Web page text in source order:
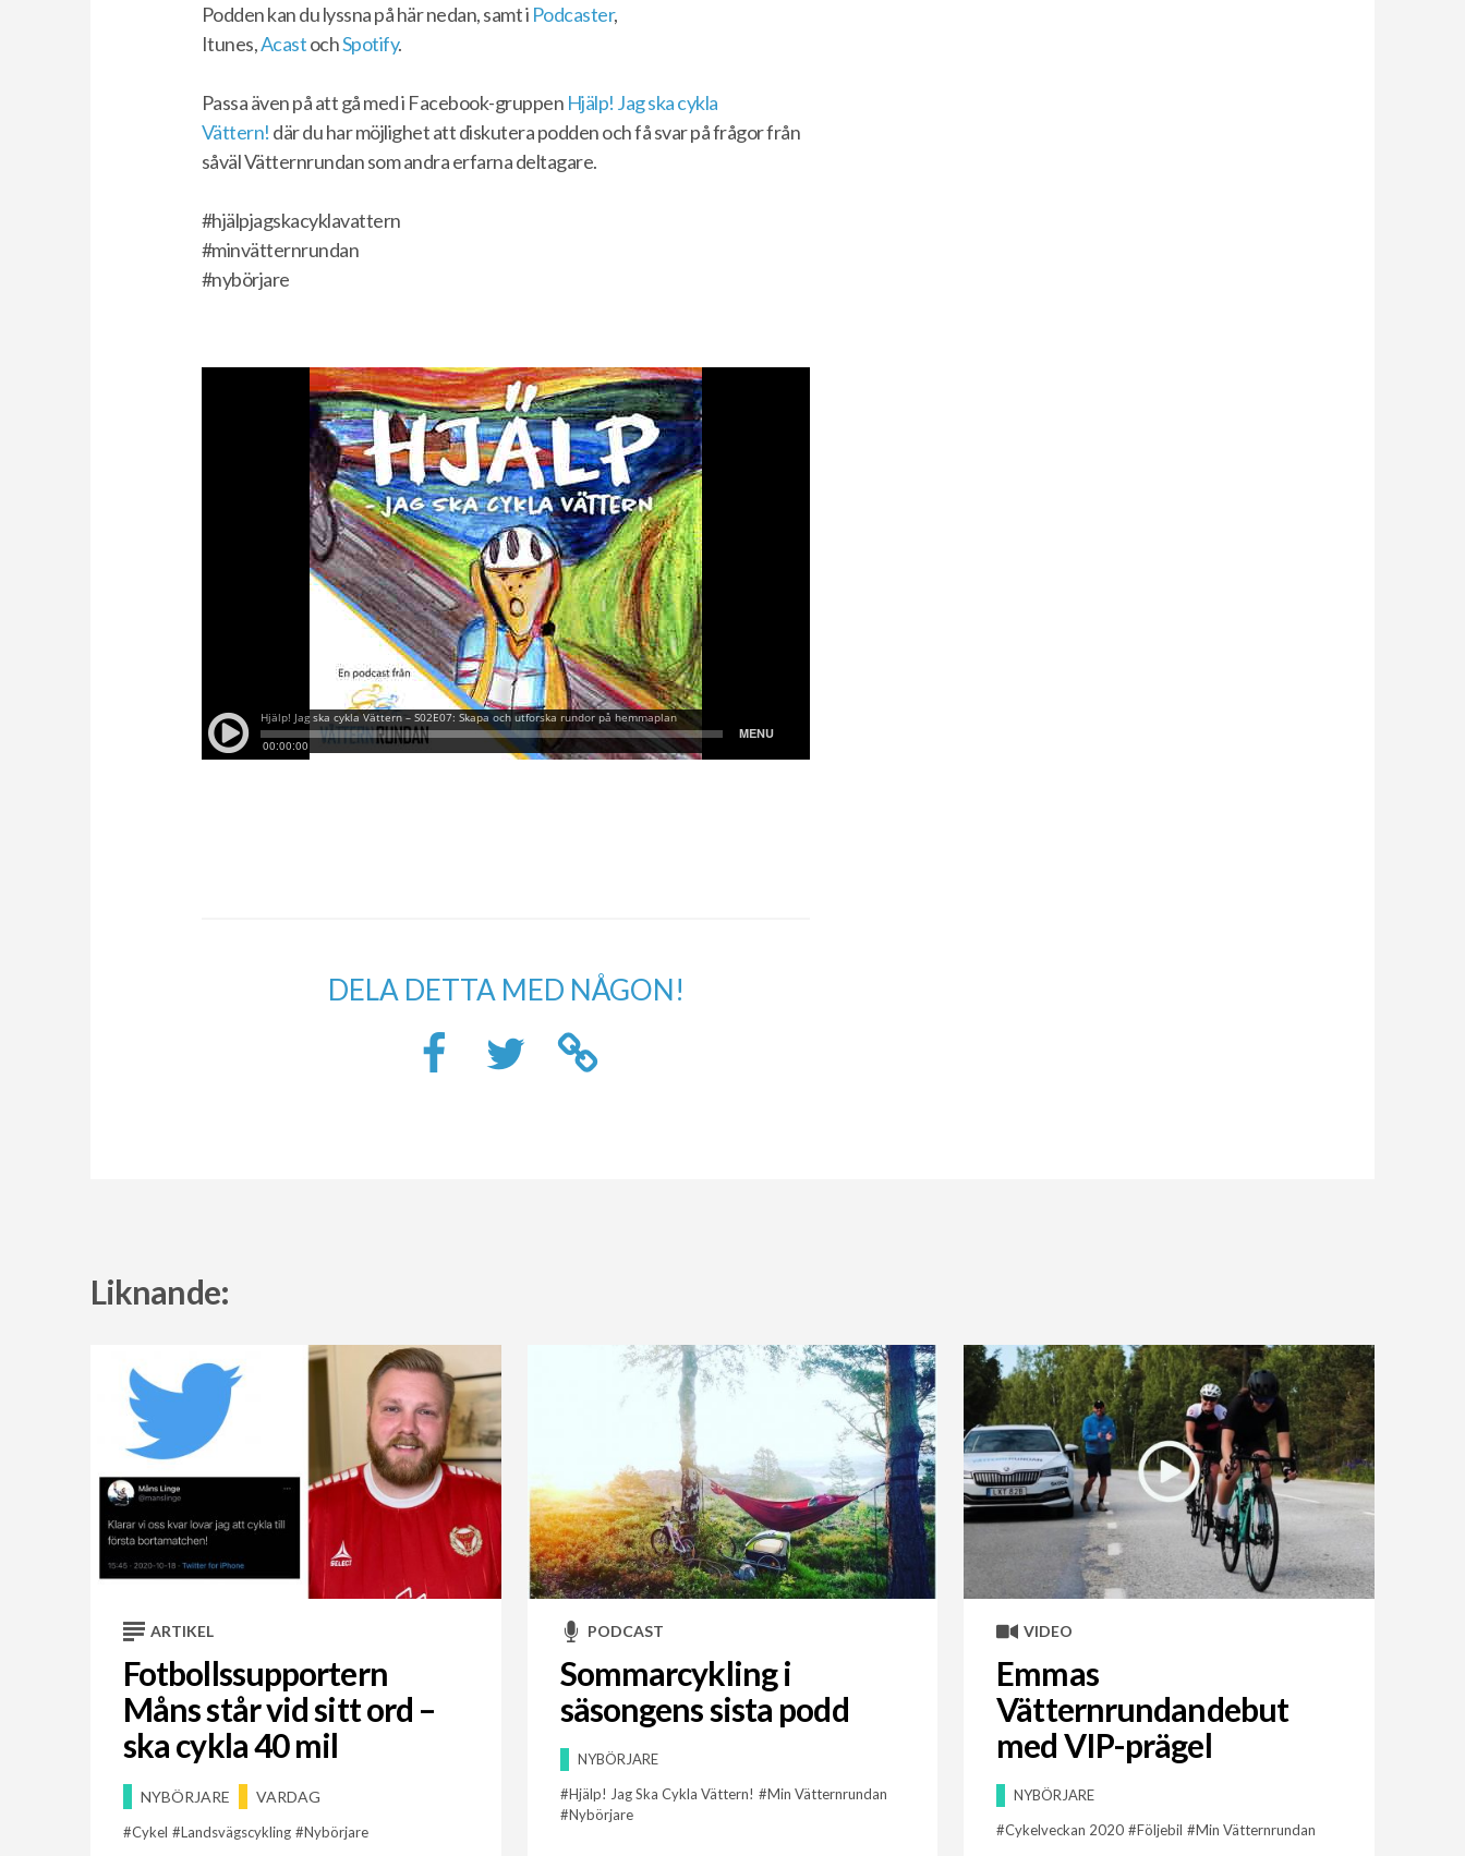
Podden kan du lyssna på här nedan, samt i Podcaster,
Itunes,AcastochSpotify.
Passa även på att gå med i Facebook-gruppen Hjälp! Jag ska cykla
Vättern! där du har möjlighet att diskutera podden och få svar på frågor från
såväl Vätternrundan som andra erfarna deltagare.
#hjälpjagskacyklavattern
#minvätternrundan
#nybörjare
DELA DETTA MED NÅGON!
Liknande:
ARTIKEL
Fotbollssupportern
Måns står vid sitt ord –
ska cykla 40 mil
NYBÖRJARE VARDAG
Cykel Landsvägscykling Nybörjare
PODCAST
Sommarcykling i
säsongens sista podd
NYBÖRJARE
Hjälp! Jag Ska Cykla Vättern!
Min Vätternrundan
Nybörjare
VIDEO
Emmas
Vätternrundandebut
med VIP-prägel
NYBÖRJARE
Cykelveckan 2020
Följebil Min Vätternrundan